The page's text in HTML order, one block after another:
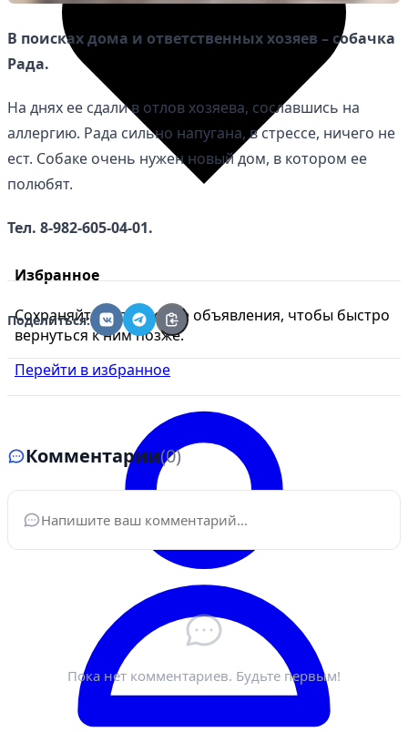
Избранное
Сохраняйте интересные объявления, чтобы быстро
вернуться к ним позже.
Перейти в избранное
В поисках дома и ответственных хозяев – собачка
Рада.
На днях ее сдали в отлов хозяева, сославшись на
аллергию. Рада сильно напугана, в стрессе, ничего не
ест. Собаке очень нужен новый дом, в котором ее
полюбят.
Тел. 8-982-605-04-01.
Поделиться:
Комментарии(0)
Ваше имя*
Электронная почта
Пока нет комментариев. Будьте первым!